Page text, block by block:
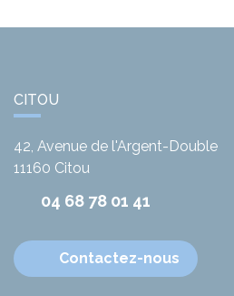
CITOU
42, Avenue de l'Argent-Double
11160 Citou
04 68 78 01 41
Contactez-nous